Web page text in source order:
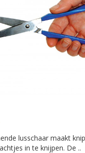
lusschaar maakt
in te knijpen. De ..